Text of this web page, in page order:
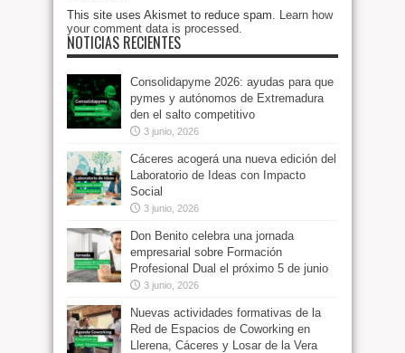
This site uses Akismet to reduce spam. Learn how
your comment data is processed.
NOTICIAS RECIENTES
Consolidapyme 2026: ayudas para que
pymes y autónomos de Extremadura
den el salto competitivo
3 junio, 2026
Cáceres acogerá una nueva edición del
Laboratorio de Ideas con Impacto
Social
3 junio, 2026
Don Benito celebra una jornada
empresarial sobre Formación
Profesional Dual el próximo 5 de junio
3 junio, 2026
Nuevas actividades formativas de la
Red de Espacios de Coworking en
Llerena, Cáceres y Losar de la Vera